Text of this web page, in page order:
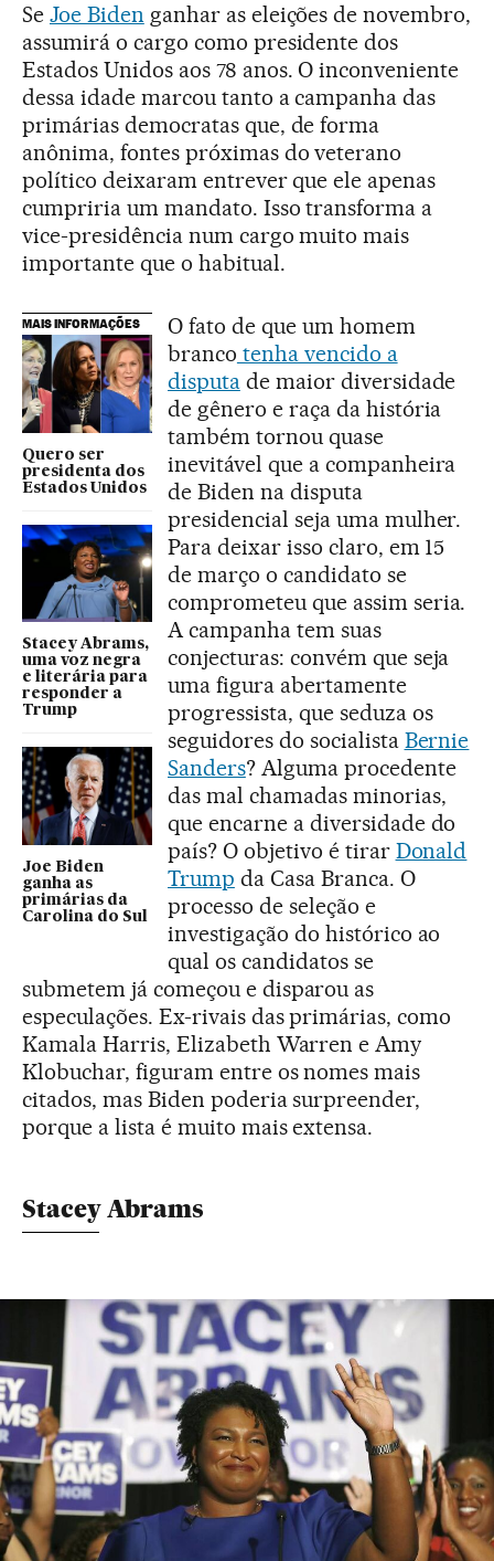
Se Joe Biden ganhar as eleições de novembro,
assumirá o cargo como presidente dos
Estados Unidos aos 78 anos. O inconveniente
dessa idade marcou tanto a campanha das
primárias democratas que, de forma
anônima, fontes próximas do veterano
político deixaram entrever que ele apenas
cumpriria um mandato. Isso transforma a
vice-presidência num cargo muito mais
importante que o habitual.
MAIS INFORMAÇÕES
Quero ser
presidenta dos
Estados Unidos
Stacey Abrams,
uma voz negra
e literária para
responder a
Trump
Joe Biden
ganha as
primárias da
Carolina do Sul
O fato de que um homem
branco tenha vencido a
disputade maior diversidade
de gênero e raça da história
também tornou quase
inevitável que a companheira
de Biden na disputa
presidencial seja uma mulher.
Para deixar isso claro, em 15
de março o candidato se
comprometeu que assim seria.
A campanha tem suas
conjecturas: convém que seja
uma figura abertamente
progressista, que seduza os
seguidores do socialista Bernie
Sanders? Alguma procedente
das mal chamadas minorias,
que encarne a diversidade do
país? O objetivo é tirar Donald
Trump da Casa Branca. O
processo de seleção e
investigação do histórico ao
qual os candidatos se
submetem já começou e disparou as
especulações. Ex-rivais das primárias, como
Kamala Harris, Elizabeth Warren e Amy
Klobuchar, figuram entre os nomes mais
citados, mas Biden poderia surpreender,
porque a lista é muito mais extensa.
Stacey Abrams